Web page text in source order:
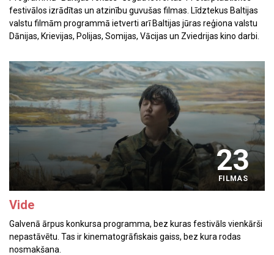
festivālos izrādītas un atzinību guvušas filmas. Līdztekus Baltijas
valstu filmām programmā ietverti arī Baltijas jūras reģiona valstu
Dānijas, Krievijas, Polijas, Somijas, Vācijas un Zviedrijas kino darbi.
23
FILMAS
Vide
Galvenā ārpus konkursa programma, bez kuras festivāls vienkārši
nepastāvētu. Tas ir kinematogrāfiskais gaiss, bez kura rodas
nosmakšana.